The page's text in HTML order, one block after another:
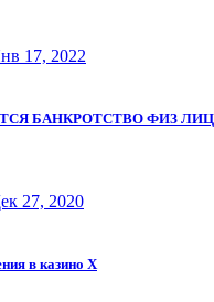
17, 2022
БАНКРОТСТВО ФИЗ
27, 2020
в казино Х